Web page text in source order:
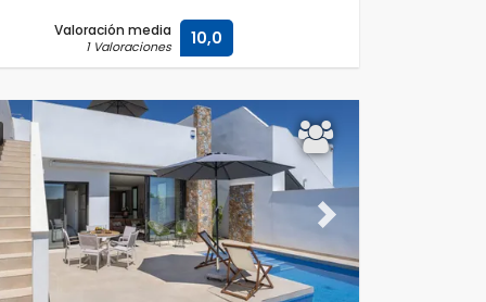
Valoración media
1 Valoraciones 10,0
Next